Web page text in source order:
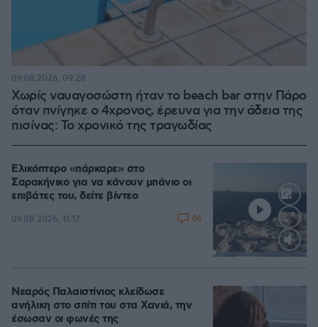
Χωρίς ναυαγοσώστη ήταν το beach bar στην Πάρο
όταν πνίγηκε ο 4χρονος, έρευνα για την άδεια της
πισίνας: Το χρονικό της τραγωδίας
09.08.2026, 09:28
Loaded
Ελικόπτερο «πάρκαρε» στο
Σαρακήνικο για να κάνουν μπάνιο οι
επιβάτες του, δείτε βίντεο
09.08.2026, 11:17 66
Νεαρός Παλαιστίνιος κλείδωσε
ανήλικη στο σπίτι του στα Χανιά, την
έσωσαν οι φωνές της